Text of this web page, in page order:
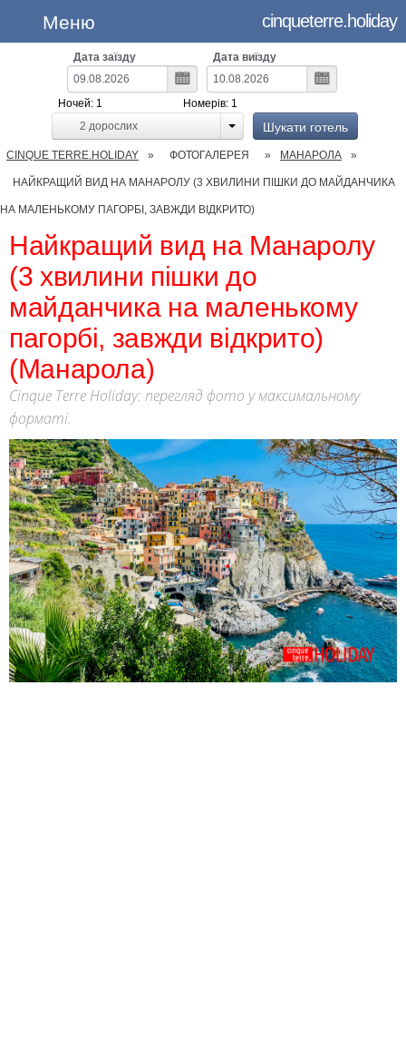
Меню cinqueterre.holiday
Дата заїзду Дата виїзду
2 дорослих
Ночей: 1 Номерів: 1
Шукати готель
CINQUE TERRE.HOLIDAY ФОТОГАЛЕРЕЯ МАНАРОЛА
НАЙКРАЩИЙ ВИД НА МАНАРОЛУ (3 ХВИЛИНИ ПІШКИ ДО МАЙДАНЧИКА
НА МАЛЕНЬКОМУ ПАГОРБІ, ЗАВЖДИ ВІДКРИТО)
Найкращий вид на Манаролу
(3 хвилини пішки до
майданчика на маленькому
пагорбі, завжди відкрито)
(Манарола)
Cinque Terre Holiday: перегляд фото у максимальному
форматі.